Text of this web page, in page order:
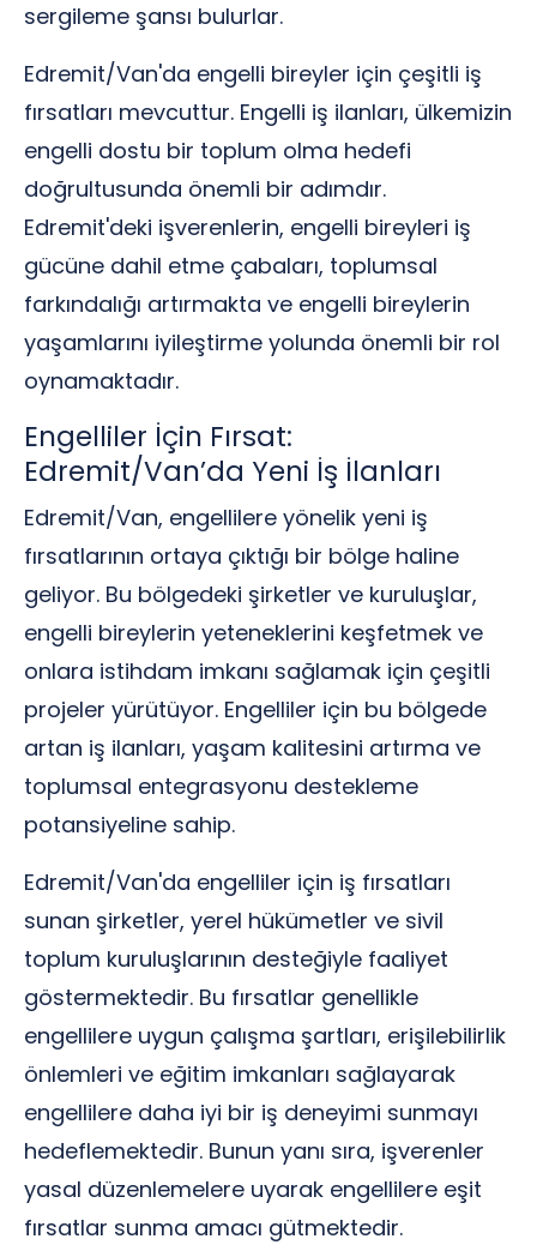
sergileme şansı bulurlar.
Edremit/Van'da engelli bireyler için çeşitli iş
fırsatları mevcuttur. Engelli iş ilanları, ülkemizin
engelli dostu bir toplum olma hedefi
doğrultusunda önemli bir adımdır.
Edremit'deki işverenlerin, engelli bireyleri iş
gücüne dahil etme çabaları, toplumsal
farkındalığı artırmakta ve engelli bireylerin
yaşamlarını iyileştirme yolunda önemli bir rol
oynamaktadır.
Engelliler İçin Fırsat:
Edremit/Van’da Yeni İş İlanları
Edremit/Van, engellilere yönelik yeni iş
fırsatlarının ortaya çıktığı bir bölge haline
geliyor. Bu bölgedeki şirketler ve kuruluşlar,
engelli bireylerin yeteneklerini keşfetmek ve
onlara istihdam imkanı sağlamak için çeşitli
projeler yürütüyor. Engelliler için bu bölgede
artan iş ilanları, yaşam kalitesini artırma ve
toplumsal entegrasyonu destekleme
potansiyeline sahip.
Edremit/Van'da engelliler için iş fırsatları
sunan şirketler, yerel hükümetler ve sivil
toplum kuruluşlarının desteğiyle faaliyet
göstermektedir. Bu fırsatlar genellikle
engellilere uygun çalışma şartları, erişilebilirlik
önlemleri ve eğitim imkanları sağlayarak
engellilere daha iyi bir iş deneyimi sunmayı
hedeflemektedir. Bunun yanı sıra, işverenler
yasal düzenlemelere uyarak engellilere eşit
fırsatlar sunma amacı gütmektedir.